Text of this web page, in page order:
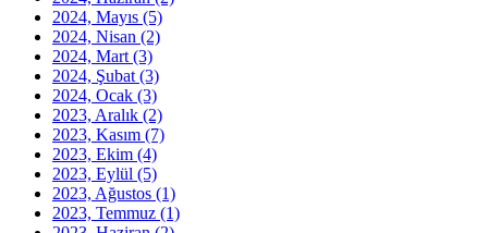
2024, Mayıs (5)
2024, Nisan (2)
2024, Mart (3)
2024, Şubat (3)
2024, Ocak (3)
2023, Aralık (2)
2023, Kasım (7)
2023, Ekim (4)
2023, Eylül (5)
2023, Ağustos (1)
2023, Temmuz (1)